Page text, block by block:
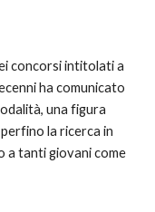
ha comunicato
una figura
la ricerca in
a tanti giovani come